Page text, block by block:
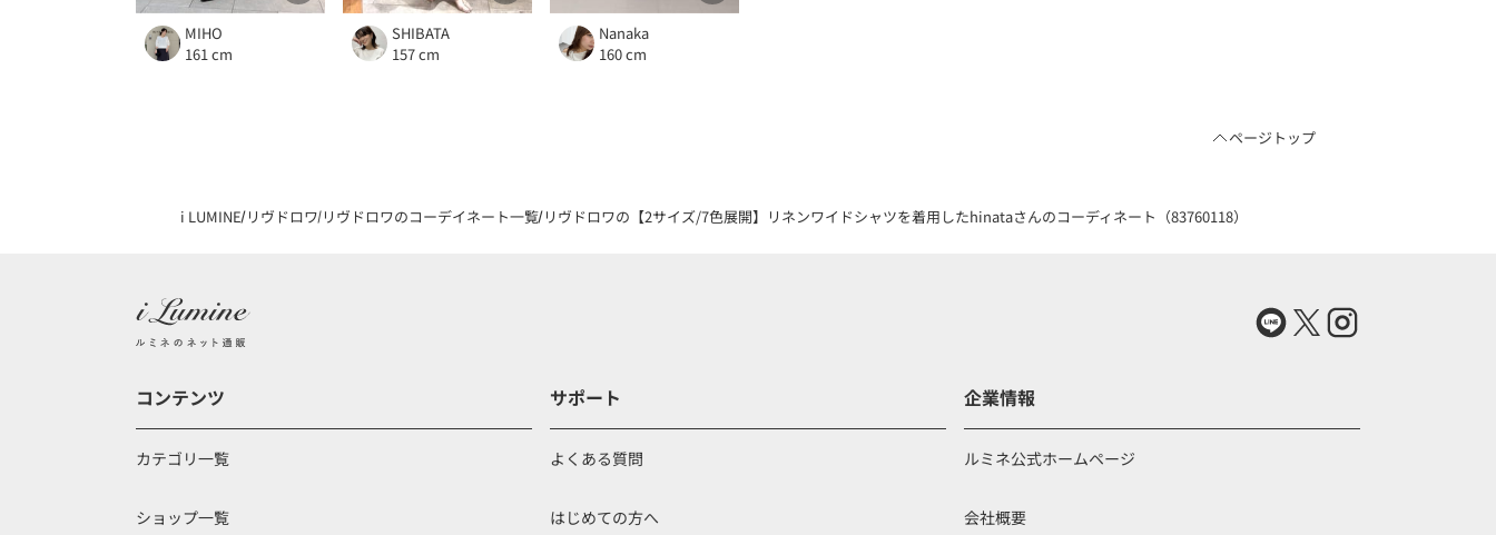
MIHO
161 cm
SHIBATA
157 cm
Nanaka
160 cm
ページトップ
i LUMINE リヴドロワ リヴドロワのコーデイネート一覧リヴドロワの【2サイズ/7色展開】リネンワイドシャツを着用したhinataさんのコーディネート（83760118）
コンテンツ
カテゴリ一覧
ショップ一覧
サポート
よくある質問
はじめての方へ
企業情報
ルミネ公式ホームページ
会社概要